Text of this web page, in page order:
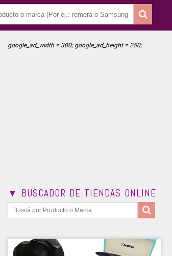
google_ad_width = 300; google_ad_height = 250;
▼ BUSCADOR DE TIENDAS ONLINE